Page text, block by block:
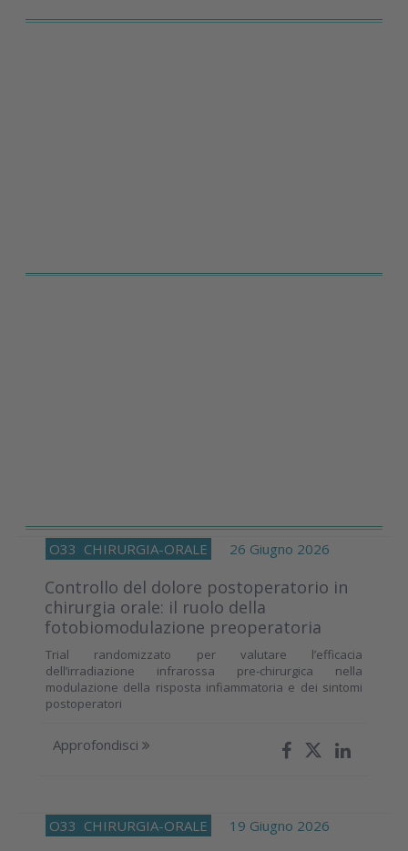
O33 CHIRURGIA-ORALE 26 Giugno 2026
Controllo del dolore postoperatorio in
chirurgia orale: il ruolo della
fotobiomodulazione preoperatoria
Trial randomizzato per valutare l’efficacia
dell’irradiazione infrarossa pre-chirurgica nella
modulazione della risposta infiammatoria e dei sintomi
postoperatori
Approfondisci
O33 CHIRURGIA-ORALE 19 Giugno 2026